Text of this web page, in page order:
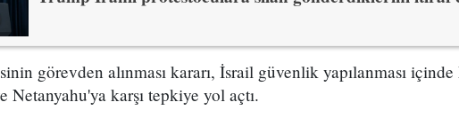
görevden alınması kararı, İsrail güvenlik yapılanması içinde
Netanyahu'ya karşı tepkiye yol açtı.